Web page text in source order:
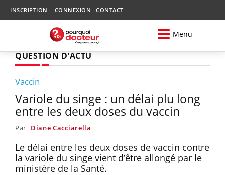
INSCRIPTION CONNEXION CONTACT
Menu
QUESTION D'ACTU
Vaccin
Variole du singe : un délai plu long
entre les deux doses du vaccin
Par Diane Cacciarella
Le délai entre les deux doses de vaccin contre
la variole du singe vient d’être allongé par le
ministère de la Santé.